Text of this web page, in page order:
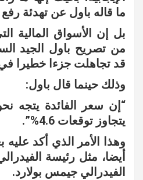
ما قاله باول عن تهدئة رفع
بل إن الأسواق المالية
من تصريح باول الجيد
قد تجاهلت جزءا خطيرا
وذلك حينما قال باول:
“إن سعر الفائدة يتجه
يتجاوز توقعات 4.6%”.
وهذا الأمر الذي أكد
أيضا، مثل رئيسة
الفيدرالي جيمس بولارد.